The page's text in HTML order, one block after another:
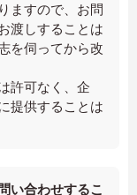
ますので、お問
渡しすることは
を伺ってから改
許可なく、企
提供することは
い合わせするこ